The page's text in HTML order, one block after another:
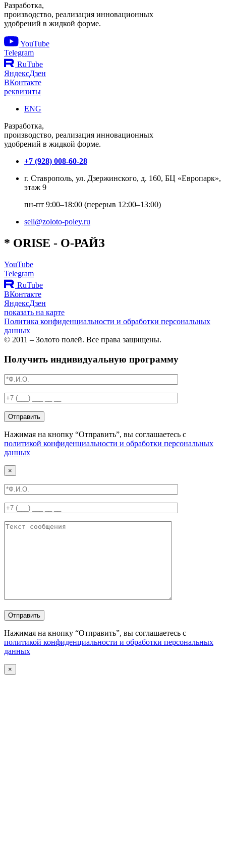
Разработка,
производство, реализация инновационных
удобрений в жидкой форме.
YouTube
Telegram
RuTube
ЯндексДзен
ВКонтакте
реквизиты
ENG
Разработка,
производство, реализация инновационных
удобрений в жидкой форме.
+7 (928) 008-60-28
г. Ставрополь, ул. Дзержинского, д. 160, БЦ «Европарк»,
этаж 9
пн-пт 9:00–18:00 (перерыв 12:00–13:00)
sell@zoloto-poley.ru
* ORISE - О-РАЙЗ
YouTube
Telegram
RuTube
ВКонтакте
ЯндексДзен
показать на карте
Политика конфиденциальности и обработки персональных
данных
© 2011 – Золото полей. Все права защищены.
Получить индивидуальную программу
Отправить
Нажимая на кнопку “Отправить”, вы соглашаетесь с
политикой конфиденциальности и обработки персональных
данных
×
Отправить
Нажимая на кнопку “Отправить”, вы соглашаетесь с
политикой конфиденциальности и обработки персональных
данных
×